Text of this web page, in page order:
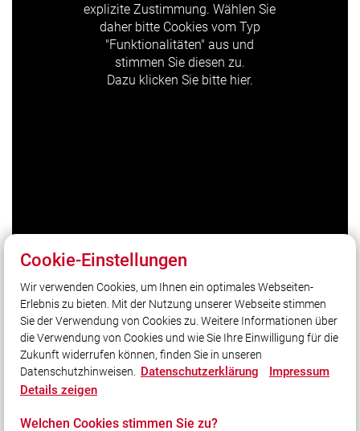
explizite Zustimmung. Wählen Sie
daher bitte Cookies vom Typ
"Funktionalitäten" aus und
stimmen Sie diesen zu.
Dazu klicken Sie bitte hier.
Unser Leitsatz
Freiwillige Feuerwehr Stadt Beilngries
Wiesenweg 2
92339 Beilngries
Tel: 08461/8656
E-Mail: info@ff-beilngries.de
Cookie-Einstellungen
Wir verwenden Cookies, um Ihnen ein optimales Webseiten-
Erlebnis zu bieten. Mit der Nutzung unserer Webseite stimmen
Sie der Verwendung von Cookies zu. Weitere Informationen über
die Verwendung von Cookies und wie Sie Ihre Einwilligung für die
Zukunft widerrufen können, finden Sie in unseren
Datenschutzhinweisen. Datenschutzerklärung
Impressum
Details zeigen
Welchen Cookies stimmen Sie zu?